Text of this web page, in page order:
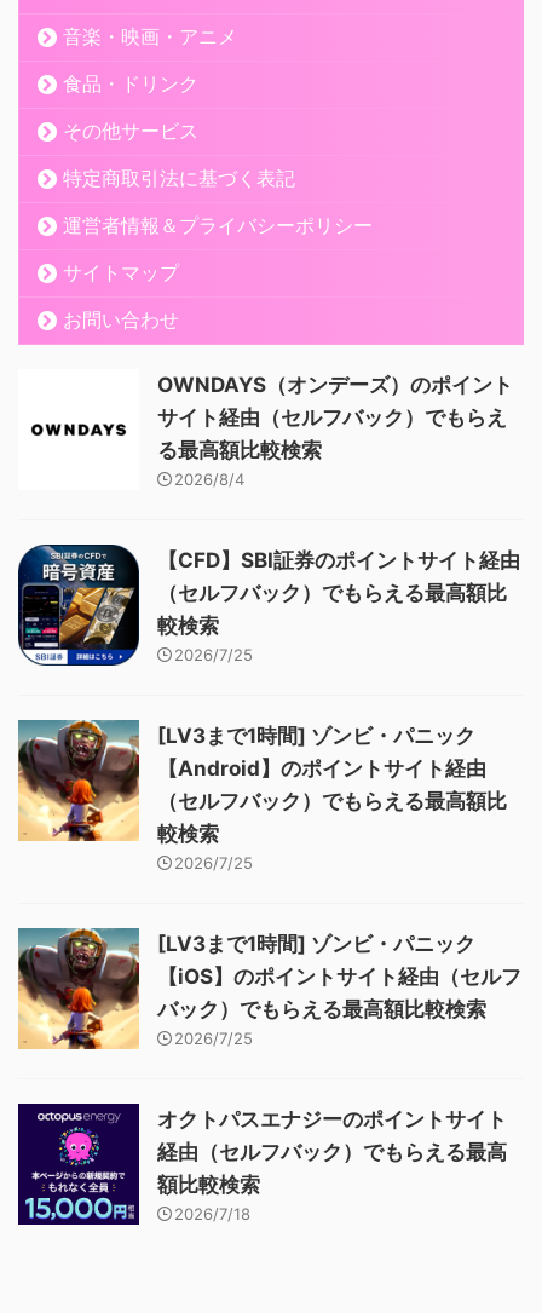
音楽・映画・アニメ
食品・ドリンク
その他サービス
特定商取引法に基づく表記
運営者情報＆プライバシーポリシー
サイトマップ
お問い合わせ
OWNDAYS（オンデーズ）のポイント
サイト経由（セルフバック）でもらえ
る最高額比較検索
2026/8/4
【CFD】SBI証券のポイントサイト経由
（セルフバック）でもらえる最高額比
較検索
2026/7/25
[LV3まで1時間] ゾンビ・パニック
【Android】のポイントサイト経由
（セルフバック）でもらえる最高額比
較検索
2026/7/25
[LV3まで1時間] ゾンビ・パニック
【iOS】のポイントサイト経由（セルフ
バック）でもらえる最高額比較検索
2026/7/25
オクトパスエナジーのポイントサイト
経由（セルフバック）でもらえる最高
額比較検索
2026/7/18